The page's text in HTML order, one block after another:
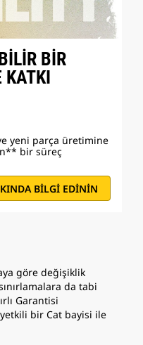
BİR
KATKI
yeni parça üretimine
bir süreç
BİLGİ EDİNİN
göre değişiklik
da tabi
Garantisi
bir Cat bayisi ile